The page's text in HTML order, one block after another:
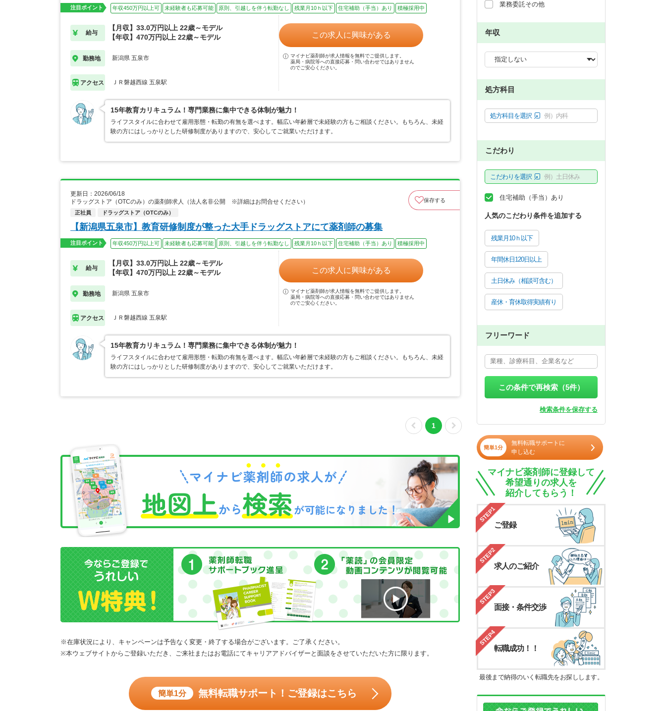
注目ポイント 年収450万円以上可 未経験者も応募可能 原則、引越しを伴う転勤なし 残業月10ｈ以下 住宅補助（手当）あり 積極採用中
給与
【月収】33.0万円以上 22歳～モデル
【年収】470万円以上 22歳～モデル
勤務地 新潟県 五泉市
アクセス ＪＲ磐越西線 五泉駅
この求人に興味がある
マイナビ薬剤師が求人情報を無料でご提供します。
薬局・病院等への直接応募・問い合わせではありません
のでご安心ください。
15年教育カリキュラム！専門業務に集中できる体制が魅力！
ライフスタイルに合わせて雇用形態・転勤の有無を選べます。幅広い年齢層で未経験の方もご相談ください。もちろん、未経
験の方にはしっかりとした研修制度がありますので、安心してご就業いただけます。
更新日：2026/06/18
ドラッグストア（OTCのみ）の薬剤師求人（法人名非公開 ※詳細はお問合せください）
正社員 ドラッグストア（OTCのみ）
保存する
【新潟県五泉市】教育研修制度が整った大手ドラッグストアにて薬剤師の募集
注目ポイント 年収450万円以上可 未経験者も応募可能 原則、引越しを伴う転勤なし 残業月10ｈ以下 住宅補助（手当）あり 積極採用中
給与
【月収】33.0万円以上 22歳～モデル
【年収】470万円以上 22歳～モデル
勤務地 新潟県 五泉市
アクセス ＪＲ磐越西線 五泉駅
この求人に興味がある
マイナビ薬剤師が求人情報を無料でご提供します。
薬局・病院等への直接応募・問い合わせではありません
のでご安心ください。
15年教育カリキュラム！専門業務に集中できる体制が魅力！
ライフスタイルに合わせて雇用形態・転勤の有無を選べます。幅広い年齢層で未経験の方もご相談ください。もちろん、未経
験の方にはしっかりとした研修制度がありますので、安心してご就業いただけます。
1
※在庫状況により、キャンペーンは予告なく変更・終了する場合がございます。ご了承ください。
※本ウェブサイトからご登録いただき、ご来社またはお電話にてキャリアアドバイザーと面談をさせていただいた方に限ります。
簡単1分 無料転職サポート！ご登録はこちら
業務委託その他
年収
処方科目
処方科目を選択 例）内科
こだわり
こだわりを選択 例）土日休み
住宅補助（手当）あり
人気のこだわり条件を追加する
残業月10ｈ以下
年間休日120日以上
土日休み（相談可含む）
産休・育休取得実績有り
フリーワード
この条件で再検索（5件）
検索条件を保存する
簡単1分
無料転職サポートに
申し込む
マイナビ薬剤師に登録して
希望通りの求人を
紹介してもらう！
STEP1
ご登録
STEP2
求人のご紹介
STEP3
面接・条件交渉
STEP4
転職成功！！
最後まで納得のいく転職先をお探しします。